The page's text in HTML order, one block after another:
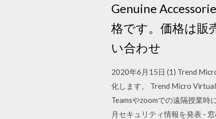
Genuine
格です。価格は販
い合わせ
2020年6月15日 (1) Trend
化します。 Trend Micro
Teamsやzoomでの遠隔授業
月セキュリティ情報を発表 -